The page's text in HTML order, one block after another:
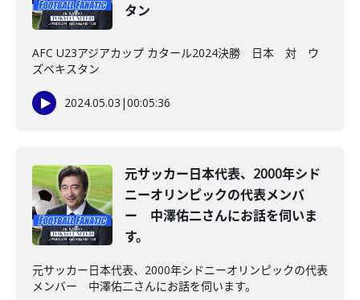
タン
AFC U23アジアカップ カタール2024決勝 日本 対 ウ
ズベキスタン
2024.05.03 |00:05:36
元サッカー日本代表、2000年シド
ニーオリンピックの代表メンバ
ー 中澤佑二さんにお話を伺いま
す。
元サッカー日本代表、2000年シドニーオリンピックの代表
メンバー 中澤佑二さんにお話を伺います。